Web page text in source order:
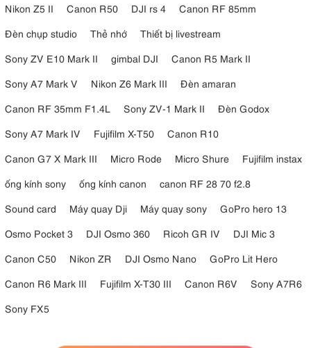
Nikon Z5 II
Canon R50 DJI rs 4
Canon RF 85mm
Đèn chụp studio
Thẻ nhớ
Thiết bị livestream
Sony ZV E10 Mark II
gimbal DJI
Canon R5 Mark II
Sony A7 Mark V
Nikon Z6 Mark III
Đèn amaran
Canon RF 35mm F1.4L
Sony ZV-1 Mark II
Đèn Godox
Sony A7 Mark IV
Fujifilm X-T50
Canon R10
Canon G7 X Mark III
Micro Rode Micro Shure
Fujifilm instax
ống kính sony
ống kính canon
canon RF 28 70 f2.8
Sound card
Máy quay Dji Máy quay sony
GoPro hero 13
Osmo Pocket 3
DJI Osmo 360 Ricoh GR IV
DJI Mic 3
Canon C50
Nikon ZR DJI Osmo Nano
GoPro Lit Hero
Canon R6 Mark III
Fujifilm X-T30 III Canon R6V
Sony A7R6
Sony FX5